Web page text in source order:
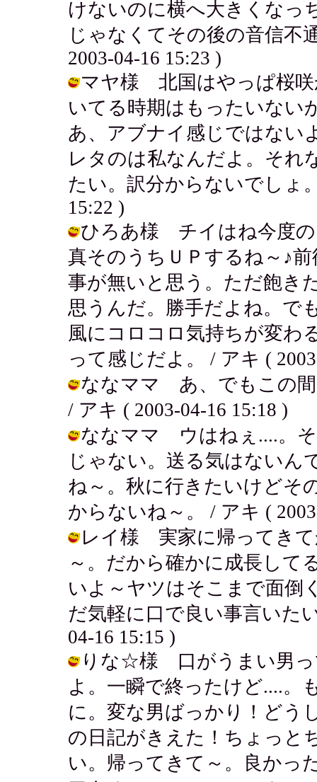
けないのに横へ大きくなっ
じゃなくてその後の音信不
2003-04-16 15:23 )
マヤ様 北国はやっぱ桜咲
いてる時期はもったいない
あ、アブナイ感じではない
レタのは私なんだよ。それ
たい。訳分からないでしょ
15:22 )
ひろあ様 チイはね今度の
真そのうちＵＰするね～♪
事が無いと思う。ただ飽き
思うんだ。勝手だよね。で
風にコロコロ気持ちが変わ
って感じだよ。 / アキ (
ななママ あ、でもこの間
/ アキ ( 2003-04-16 15:18 )
ななママ ウはねぇ....。
じゃない。送る気はないん
ね～。秋に行きたいけどそ
からないね～。 / アキ (
レイ様 実家に帰ってきて
～。だから確かに成長して
いよ～ヤツはそこまで面倒
だ気軽に口で良い事言いた
04-16 15:15 )
りな☆様 口がうまい男っ
よ。一瞬で終ったけど....。
に。変な男ばっかり！どう
の日記がきえた！ちょっと
い。帰ってきて～。良かっ